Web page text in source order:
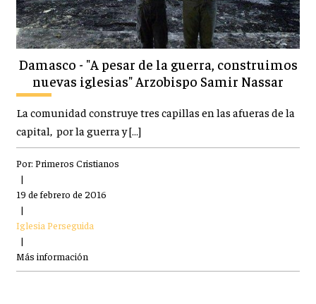
Damasco - "A pesar de la guerra, construimos
nuevas iglesias" Arzobispo Samir Nassar
La comunidad construye tres capillas en las afueras de la
capital, por la guerra y […]
Por: Primeros Cristianos
|
19 de febrero de 2016
|
Iglesia Perseguida
|
Más información